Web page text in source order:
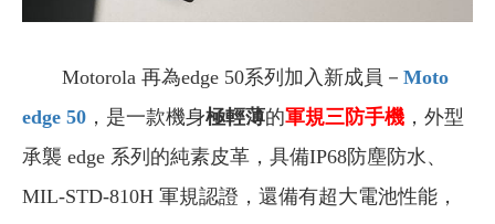
Motorola 再為edge 50系列加入新成員－ Moto
edge 50 ，是一款機身極輕薄的軍規三防手機 ，外型
承襲 edge 系列的純素皮革，具備IP68防塵防水、
MIL-STD-810H 軍規認證，還備有超大電池性能，